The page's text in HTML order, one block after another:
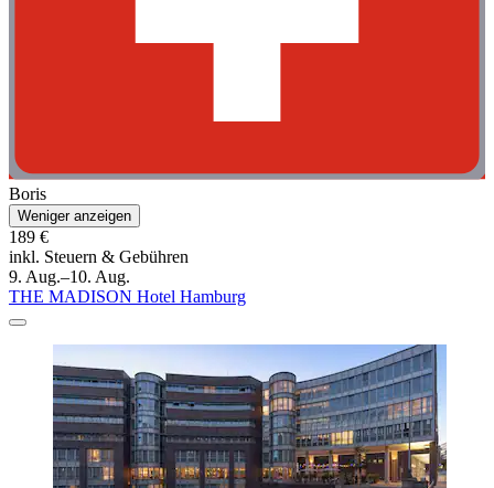
Boris
Weniger anzeigen
189 €
inkl. Steuern & Gebühren
9. Aug.–10. Aug.
THE MADISON Hotel Hamburg